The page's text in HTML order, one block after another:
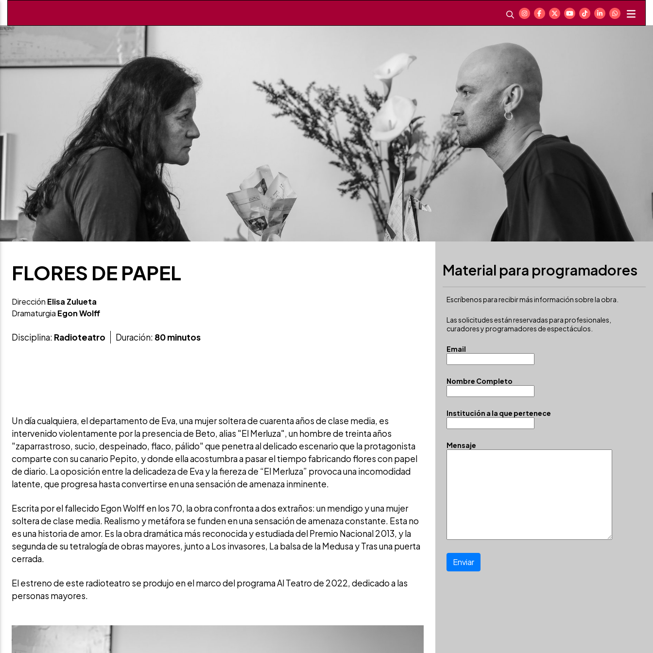
FLORES DE PAPEL
Dirección Elisa Zulueta
Dramaturgia Egon Wolff
Disciplina: Radioteatro Duración: 80 minutos
Un día cualquiera, el departamento de Eva, una mujer soltera de cuarenta años de clase media, es
intervenido violentamente por la presencia de Beto, alias "El Merluza", un hombre de treinta años
"zaparrastroso, sucio, despeinado, flaco, pálido" que penetra al delicado escenario que la protagonista
comparte con su canario Pepito, y donde ella acostumbra a pasar el tiempo fabricando flores con papel
de diario. La oposición entre la delicadeza de Eva y la fiereza de “El Merluza” provoca una incomodidad
latente, que progresa hasta convertirse en una sensación de amenaza inminente.
Escrita por el fallecido Egon Wolff en los 70, la obra confronta a dos extraños: un mendigo y una mujer
soltera de clase media. Realismo y metáfora se funden en una sensación de amenaza constante. Esta no
es una historia de amor. Es la obra dramática más reconocida y estudiada del Premio Nacional 2013, y la
segunda de su tetralogía de obras mayores, junto a Los invasores, La balsa de la Medusa y Tras una puerta
cerrada.
El estreno de este radioteatro se produjo en el marco del programa Al Teatro de 2022, dedicado a las
personas mayores.
Material para programadores
Escríbenos para recibir más información sobre la obra.
Las solicitudes están reservadas para profesionales,
curadores y programadores de espectáculos.
Email
Nombre Completo
Institución a la que pertenece
Mensaje
Enviar